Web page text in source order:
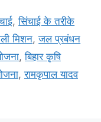
,सिंचाई के तरीके
मिशन,जल प्रबंधन
,बिहार कृषि
,रामकृपाल यादव